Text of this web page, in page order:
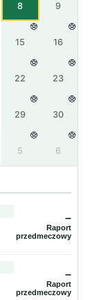
8 9
15 16
22 23
29 30
5 6
–
Raport
przedmeczowy
–
Raport
przedmeczowy